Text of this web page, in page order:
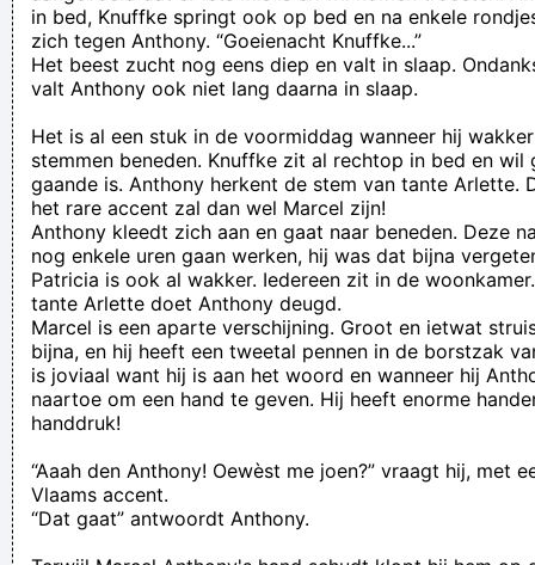
in bed, Knuffke springt ook op bed en na enkele
zich tegen Anthony. “Goeienacht Knuffke...”
Het beest zucht nog eens diep en valt in slaap.
valt Anthony ook niet lang daarna in slaap.
Het is al een stuk in de voormiddag wanneer hij
stemmen beneden. Knuffke zit al rechtop in bed en wil
gaande is. Anthony herkent de stem van tante Arlette.
het rare accent zal dan wel Marcel zijn!
Anthony kleedt zich aan en gaat naar beneden. Deze
nog enkele uren gaan werken, hij was dat bijna
Patricia is ook al wakker. Iedereen zit in de
tante Arlette doet Anthony deugd.
Marcel is een aparte verschijning. Groot en ietwat
bijna, en hij heeft een tweetal pennen in de borstzak
is joviaal want hij is aan het woord en wanneer hij
naartoe om een hand te geven. Hij heeft enorme
handdruk!
“Aaah den Anthony! Oewèst me joen?” vraagt hij, met
Vlaams accent.
“Dat gaat” antwoordt Anthony.